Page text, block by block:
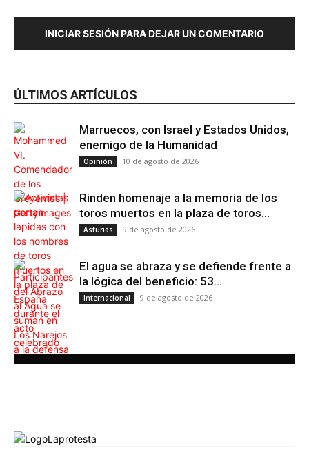
INICIAR SESIÓN PARA DEJAR UN COMENTARIO
ÚLTIMOS ARTÍCULOS
Marruecos, con Israel y Estados Unidos,
enemigo de la Humanidad
Opinión 10 de agosto de 2026
Rinden homenaje a la memoria de los
toros muertos en la plaza de toros...
Asturias 9 de agosto de 2026
El agua se abraza y se defiende frente a
la lógica del beneficio: 53...
Internacional 9 de agosto de 2026